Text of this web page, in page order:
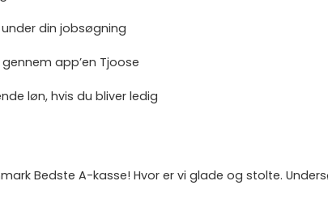
din jobsøgning
app’en Tjoose
løn, hvis du bliver ledig
Bedste A-kasse! Hvor er vi glade og stolte.